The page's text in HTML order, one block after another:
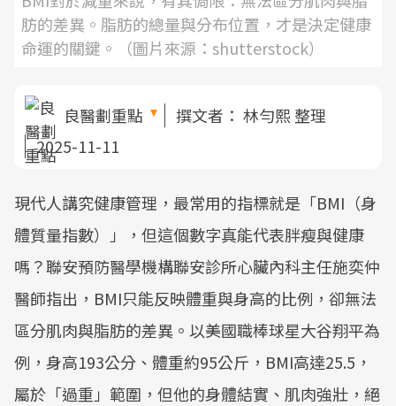
肪的差異。脂肪的總量與分布位置，才是決定健康
命運的關鍵。（圖片來源：shutterstock）
良醫劃重點 撰文者： 林勻熙 整理
2025-11-11
現代人講究健康管理，最常用的指標就是「BMI（身
體質量指數）」，但這個數字真能代表胖瘦與健康
嗎？聯安預防醫學機構聯安診所心臟內科主任施奕仲
醫師指出，BMI只能反映體重與身高的比例，卻無法
區分肌肉與脂肪的差異。以美國職棒球星大谷翔平為
例，身高193公分、體重約95公斤，BMI高達25.5，
屬於「過重」範圍，但他的身體結實、肌肉強壯，絕